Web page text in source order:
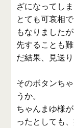
ざになってし
とても可哀相
もなりました
先することも
だ結果、見送り
そのボタンち
うか。
ちゃんまゆ様
ったとしても